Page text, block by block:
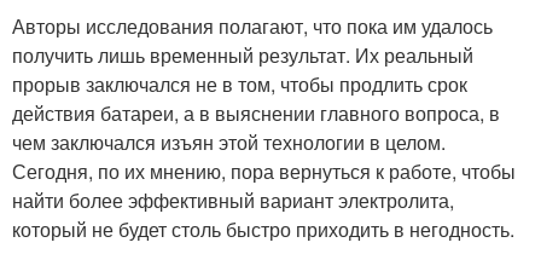
Авторы исследования полагают, что пока им удалось
получить лишь временный результат. Их реальный
прорыв заключался не в том, чтобы продлить срок
действия батареи, а в выяснении главного вопроса, в
чем заключался изъян этой технологии в целом.
Сегодня, по их мнению, пора вернуться к работе, чтобы
найти более эффективный вариант электролита,
который не будет столь быстро приходить в негодность.